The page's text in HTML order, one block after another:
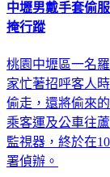
中壢男戴手套偷
掩行蹤
桃園中壢區一名
家忙著招呼客人
偷走，還將偷來
乘客運及公車往
監視器，終於在
署偵辦。